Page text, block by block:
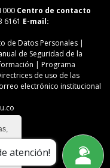
atención!
Centro de contacto
6161 E-mail:
de Datos Personales |
de Seguridad de la
| Programa
de uso de las
electrónico institucional